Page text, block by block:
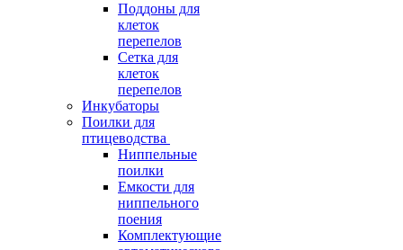
Поддоны для
клеток
перепелов
Сетка для
клеток
перепелов
Инкубаторы
Поилки для
птицеводства
Ниппельные
поилки
Емкости для
ниппельного
поения
Комплектующие